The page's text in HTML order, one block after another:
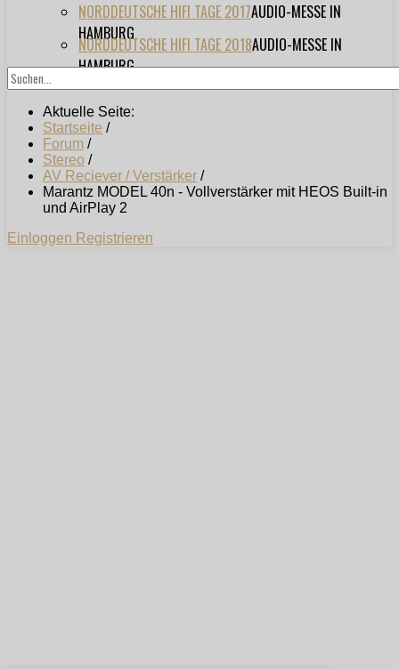
NORDDEUTSCHE HIFI TAGE 2017AUDIO-MESSE IN
HAMBURG
NORDDEUTSCHE HIFI TAGE 2018AUDIO-MESSE IN
HAMBURG
Aktuelle Seite:
Startseite /
Forum /
Stereo /
AV Reciever / Verstärker /
Marantz MODEL 40n - Vollverstärker mit HEOS Built-in
und AirPlay 2
Einloggen Registrieren